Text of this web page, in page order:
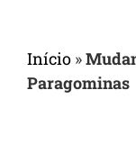
Início »
Paragominas